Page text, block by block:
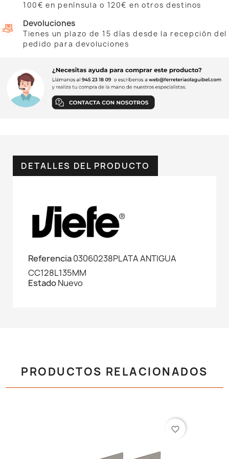
100€ en península o 120€ en otros destinos
Devoluciones
Tienes un plazo de 15 días desde la recepción del
pedido para devoluciones
DETALLES DEL PRODUCTO
Referencia03060238PLATA ANTIGUA
CC128L135MM
EstadoNuevo
PRODUCTOS RELACIONADOS
favorite_border